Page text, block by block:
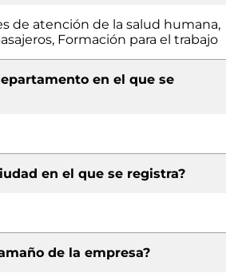
de atención de la salud humana,
Formación para el trabajo
en el que se
en el que se registra?
de la empresa?